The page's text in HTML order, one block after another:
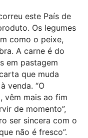
este País de
Os legumes
como o peixe,
A carne é do
em pastagem
que muda
venda. “O
vêm mais ao fim
de momento”,
ser sincera com o
não é fresco”.